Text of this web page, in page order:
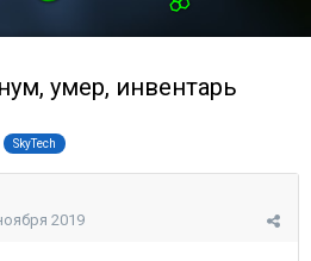
умер, инвентарь
SkyTech
2019